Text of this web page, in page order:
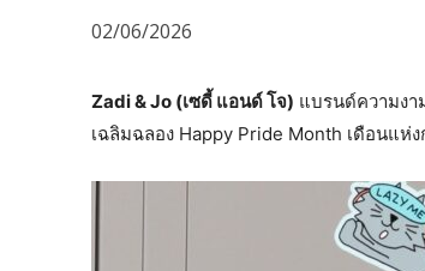
02/06/2026
Zadi & Jo (เซดี้ แอนด์ โจ) แบรนด์ความงา
เฉลิมฉลอง Happy Pride Month เดือนแห่